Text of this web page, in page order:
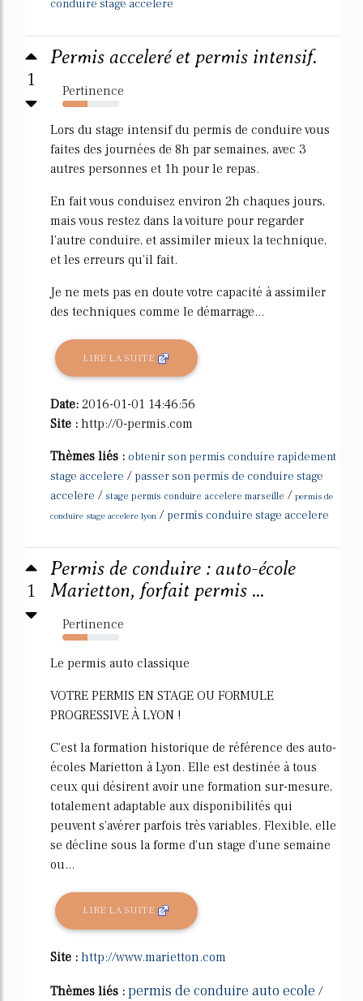
conduire stage accelere
1
Permis acceleré et permis intensif.
Pertinence
44%
Lors du stage intensif du permis de conduire vous
faites des journées de 8h par semaines, avec 3
autres personnes et 1h pour le repas.
En fait vous conduisez environ 2h chaques jours,
mais vous restez dans la voiture pour regarder
l'autre conduire, et assimiler mieux la technique,
et les erreurs qu'il fait.
Je ne mets pas en doute votre capacité à assimiler
des techniques comme le démarrage...
LIRE LA SUITE
Date: 2016-01-01 14:46:56
Site : http://0-permis.com
Thèmes liés : obtenir son permis conduire rapidement
stage accelere / passer son permis de conduire stage
accelere / stage permis conduire accelere marseille / permis de
conduire stage accelere lyon / permis conduire stage accelere
1
Permis de conduire : auto-école
Marietton, forfait permis ...
Pertinence
44%
Le permis auto classique
VOTRE PERMIS EN STAGE OU FORMULE
PROGRESSIVE À LYON !
C'est la formation historique de référence des auto-
écoles Marietton à Lyon. Elle est destinée à tous
ceux qui désirent avoir une formation sur-mesure,
totalement adaptable aux disponibilités qui
peuvent s'avérer parfois très variables. Flexible, elle
se décline sous la forme d'un stage d'une semaine
ou...
LIRE LA SUITE
Site : http://www.marietton.com
Thèmes liés : permis de conduire auto ecole /